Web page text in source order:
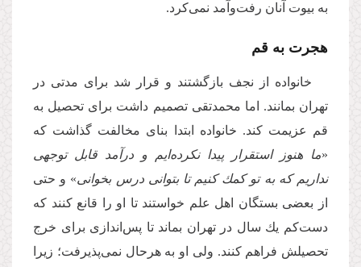
به بیوت آنان رفت‌وآمد نمى‌كرد.
هجرت به قم
خانواده از نجف بازگشتند و قرار شد براى مدتى در
تهران بمانند. اما محمدتقى تصمیم داشت براى تحصیل به
قم عزیمت كند. خانواده ابتدا بناى مخالفت گذاشت كه
«ما هنوز استقرار پیدا نكرده‌ایم و درآمد قابل توجهى
نداریم كه به تو كمك كنیم تا بتوانى درس بخوانى» و حتى
از بعضى بستگان اهل علم خواستند تا او را قانع كنند كه
دست‌كم یك سال در تهران بماند تا پس‌اندازى براى خرج
تحصیلش فراهم كنند. ولى او به هرحال نمى‌پذیرفت؛ زیرا